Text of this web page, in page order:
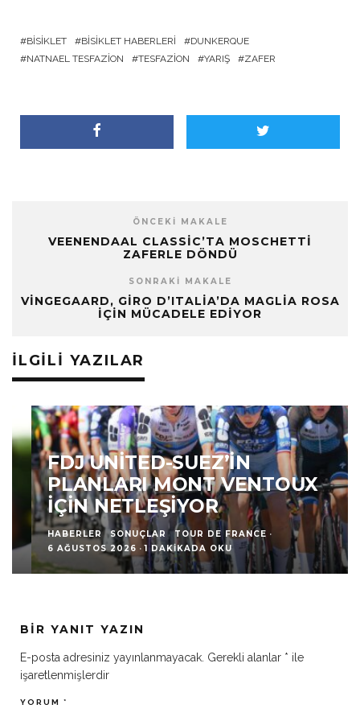
BISIKLET BISIKLET HABERLERI
DUNKERQUE
NATNAEL TESFAZION
TESFAZION YARIŞ ZAFER
ÖNCEKI MAKALE
VEENENDAAL CLASSIC’TA MOSCHETTI
ZAFERLE DÖNDÜ
SONRAKI MAKALE
VINGEGAARD, GIRO D’ITALIA’DA MAGLIA ROSA
İÇIN MÜCADELE EDIYOR
İLGILI YAZILAR
FDJ UNITED-SUEZ’IN
PLANLARI MONT VENTOUX
İÇIN NETLEŞIYOR
HABERLER SONUÇLAR TOUR DE FRANCE ·
6 AĞUSTOS 2026 · 1 DAKIKADA OKU
BIR YANIT YAZIN
E-posta adresiniz yayınlanmayacak. Gerekli alanlar * ile
işaretlenmişlerdir
YORUM *